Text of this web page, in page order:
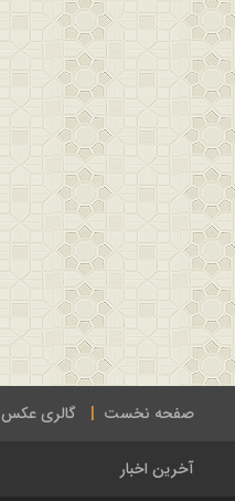
صفحه نخست گالری عکس
آخرین اخبار